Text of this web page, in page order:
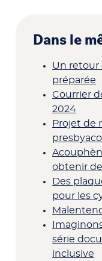
Dans le
Un retour
préparée
Courrier
2024
Projet de
obtenir de
Des
pour les
série
inclusive